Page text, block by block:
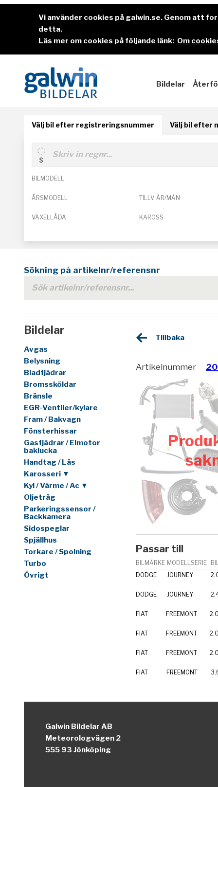
Vi använder cookies på galwin.se. Genom att
detta.
Läs mer om cookies på följande länk: Om
Bildelar
Välj bil efter registreringsnummer Välj bil efter
BILMODELL
ÅRSMODELL TILLV. ÅR/MÅN
VÄXELLÅDA KAROSS
Sökning på artikelnr/referensnr
Bildelar
Avgas
Belysning
Bladfjädrar
Bromssköldar
Bränsle
EGR-Ventiler/kylare
Fram / Bakvagn
Fönsterhissar
Gasfjädrar / Elmotor
baklucka
Handtag / Lås
Karosseri ▼
Kyl / Värme / Ac ▼
Oljetråg
Parkeringssensor /
Backkamera
Sidospeglar
Spjällhus
Torkare / Spolning
Turbo
Övrigt
Tillbaka
Artikelnummer
Passar till
BILMÄRKE MODELLSERIE
DODGE
JOURNEY
DODGE JOURNEY
FIAT FREEMONT
FIAT FREEMONT
FIAT FREEMONT
FIAT FREEMONT
Galwin Bildelar AB
Meteorologvägen 2
555 93 Jönköping